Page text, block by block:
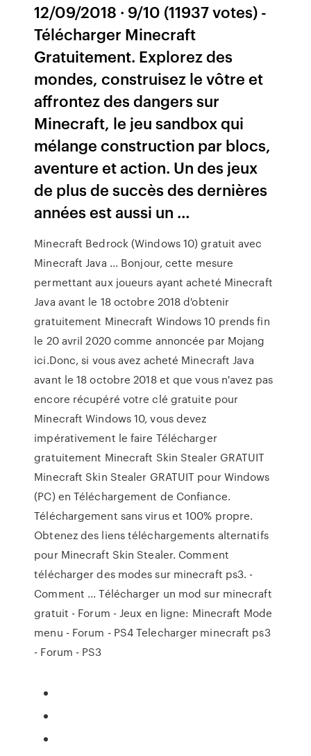
12/09/2018 · 9/10 (11937 votes) -
Télécharger Minecraft
Gratuitement. Explorez des
mondes, construisez le vôtre et
affrontez des dangers sur
Minecraft, le jeu sandbox qui
mélange construction par blocs,
aventure et action. Un des jeux
de plus de succès des dernières
années est aussi un …
Minecraft Bedrock (Windows 10) gratuit avec
Minecraft Java ... Bonjour, cette mesure
permettant aux joueurs ayant acheté Minecraft
Java avant le 18 octobre 2018 d'obtenir
gratuitement Minecraft Windows 10 prends fin
le 20 avril 2020 comme annoncée par Mojang
ici.Donc, si vous avez acheté Minecraft Java
avant le 18 octobre 2018 et que vous n'avez pas
encore récupéré votre clé gratuite pour
Minecraft Windows 10, vous devez
impérativement le faire Télécharger
gratuitement Minecraft Skin Stealer GRATUIT
Minecraft Skin Stealer GRATUIT pour Windows
(PC) en Téléchargement de Confiance.
Téléchargement sans virus et 100% propre.
Obtenez des liens téléchargements alternatifs
pour Minecraft Skin Stealer. Comment
télécharger des modes sur minecraft ps3. -
Comment ... Télécharger un mod sur minecraft
gratuit - Forum - Jeux en ligne: Minecraft Mode
menu - Forum - PS4 Telecharger minecraft ps3
- Forum - PS3